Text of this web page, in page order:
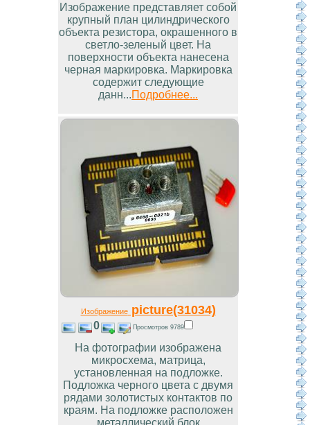
Изображение представляет собой
крупный план цилиндрического
объекта резистора, окрашенного в
светло-зеленый цвет. На
поверхности объекта нанесена
черная маркировка. Маркировка
содержит следующие
данн...Подробнее...
Изображениеpicture(31034)
0 Просмотров 9789
На фотографии изображена
микросхема, матрица,
установленная на подложке.
Подложка черного цвета с двумя
рядами золотистых контактов по
краям. На подложке расположен
металлический блок